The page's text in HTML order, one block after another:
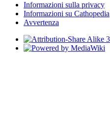
Informazioni sulla privacy
Informazioni su Cathopedia
Avvertenza